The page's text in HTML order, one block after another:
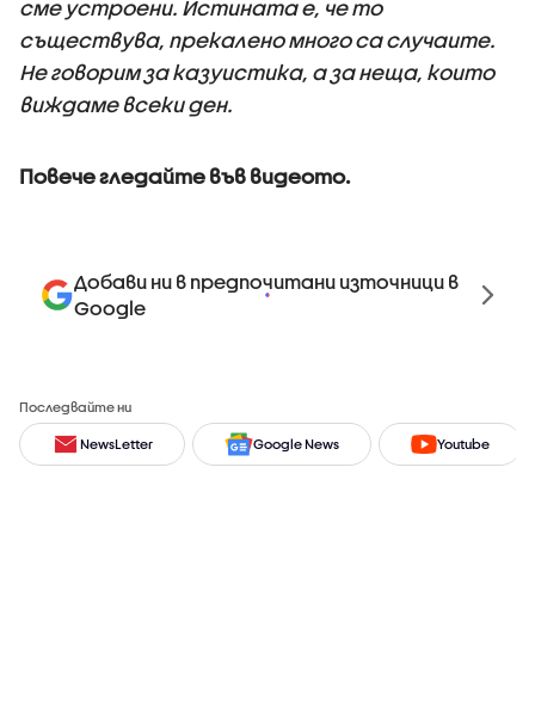
сме устроени. Истината е, че то
съществува, прекалено много са случаите.
Не говорим за казуистика, а за неща, които
виждаме всеки ден.
Повече гледайте във видеото.
Добави ни в предпочитани източници в
Google
Последвайте ни
NewsLetter Google News Youtube